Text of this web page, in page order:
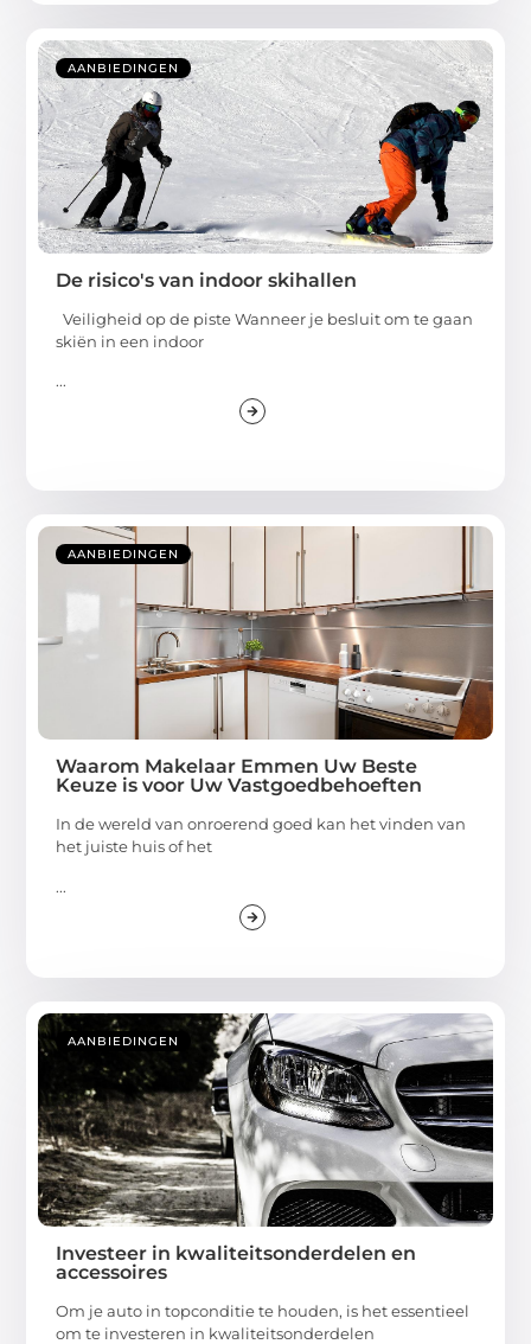
AANBIEDINGEN
De risico's van indoor skihallen
Veiligheid op de piste Wanneer je besluit om te gaan
skiën in een indoor
...
AANBIEDINGEN
Waarom Makelaar Emmen Uw Beste
Keuze is voor Uw Vastgoedbehoeften
In de wereld van onroerend goed kan het vinden van
het juiste huis of het
...
AANBIEDINGEN
Investeer in kwaliteitsonderdelen en
accessoires
Om je auto in topconditie te houden, is het essentieel
om te investeren in kwaliteitsonderdelen